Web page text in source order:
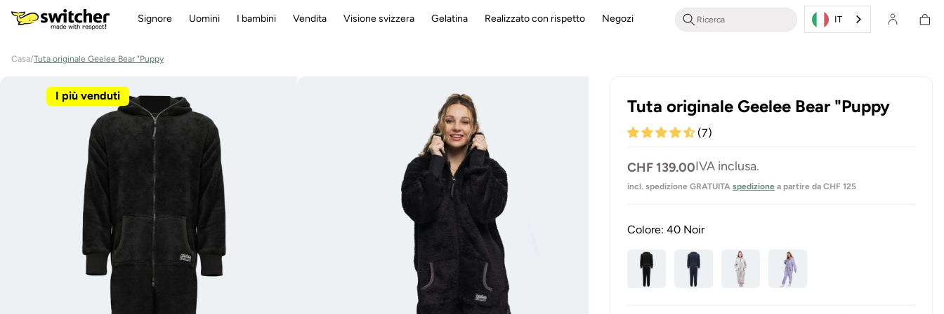
Direttamente
al contenuto
Signore Uomini I bambini Vendita Visione svizzera Gelatina Realizzato con rispetto Negozi ITAccesso/Registrazione
della
Casa/Tuta originale Geelee Bear "Puppy
I più venduti
informazioni
sul prodotto
Tuta originale Geelee Bear "Puppy
(7)
Prezzo
normale
CHF 139.00IVA inclusa.
incl. spedizione GRATUITA spedizione a partire da CHF 125
Colore: 40 Noir